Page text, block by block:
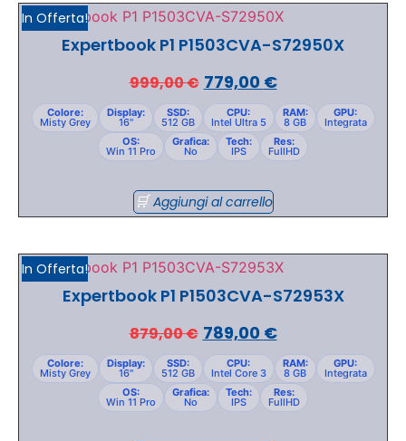
In Offerta!
Expertbook P1 P1503CVA-S72950X
999,00€ 779,00 €
Colore:
Misty Grey
Display:
16"
SSD:
512 GB
CPU:
Intel Ultra 5
RAM:
8 GB
GPU:
Integrata
OS:
Win 11 Pro
Grafica:
No
Tech:
IPS
Res:
FullHD
Aggiungi al carrello
In Offerta!
Expertbook P1 P1503CVA-S72953X
879,00€ 789,00 €
Colore:
Misty Grey
Display:
16"
SSD:
512 GB
CPU:
Intel Core 3
RAM:
8 GB
GPU:
Integrata
OS:
Win 11 Pro
Grafica:
No
Tech:
IPS
Res:
FullHD